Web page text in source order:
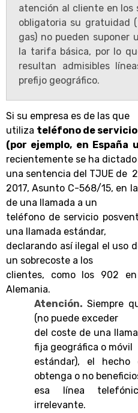
atención al cliente en los
obligatoria su gratuidad
gas) no pueden suponer
la tarifa básica, por lo
resultan admisibles
prefijo geográfico.
Si su empresa es de las que
utiliza teléfono de
(por ejemplo, en España
recientemente se ha dictado
una sentencia del TJUE de
2017, Asunto C-568/15, en
de una llamada a un
teléfono de servicio
una llamada estándar,
declarando así ilegal el uso
un sobrecoste a los
clientes, como los 902
Alemania.
Atención. Siempre
(no puede exceder
del coste de una
fija geográfica o móvil
estándar), el
obtenga o no
esa línea
irrelevante.